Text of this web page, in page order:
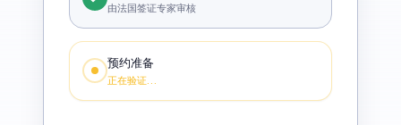
由法国签证专家审核
预约准备
正在验证…